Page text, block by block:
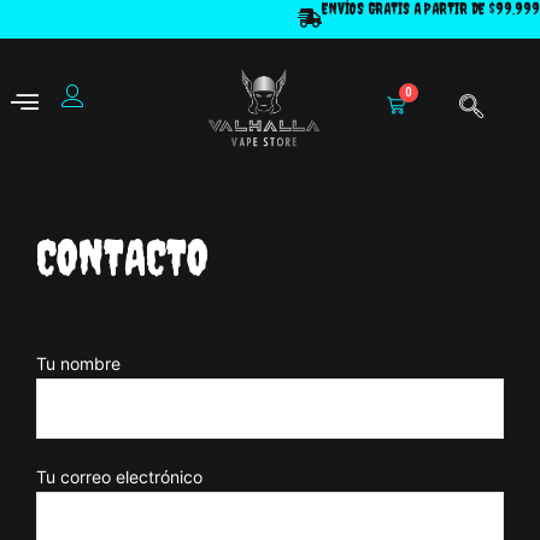
al
ENVÍOS GRATIS A PARTIR DE $99.999
0
Cart
CONTACTO
Tu nombre
Tu correo electrónico